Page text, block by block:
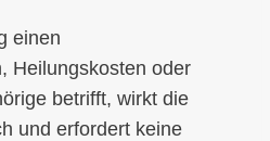
einen
Heilungskosten oder
betrifft, wirkt die
und erfordert keine